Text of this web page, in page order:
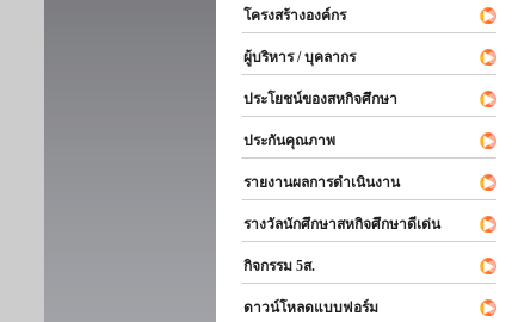
โครงสร้างองค์กร
ผู้บริหาร / บุคลากร
ประโยชน์ของสหกิจศึกษา
ประกันคุณภาพ
รายงานผลการดำเนินงาน
รางวัลนักศึกษาสหกิจศึกษาดีเด่น
กิจกรรม 5ส.
ดาวน์โหลดแบบฟอร์ม